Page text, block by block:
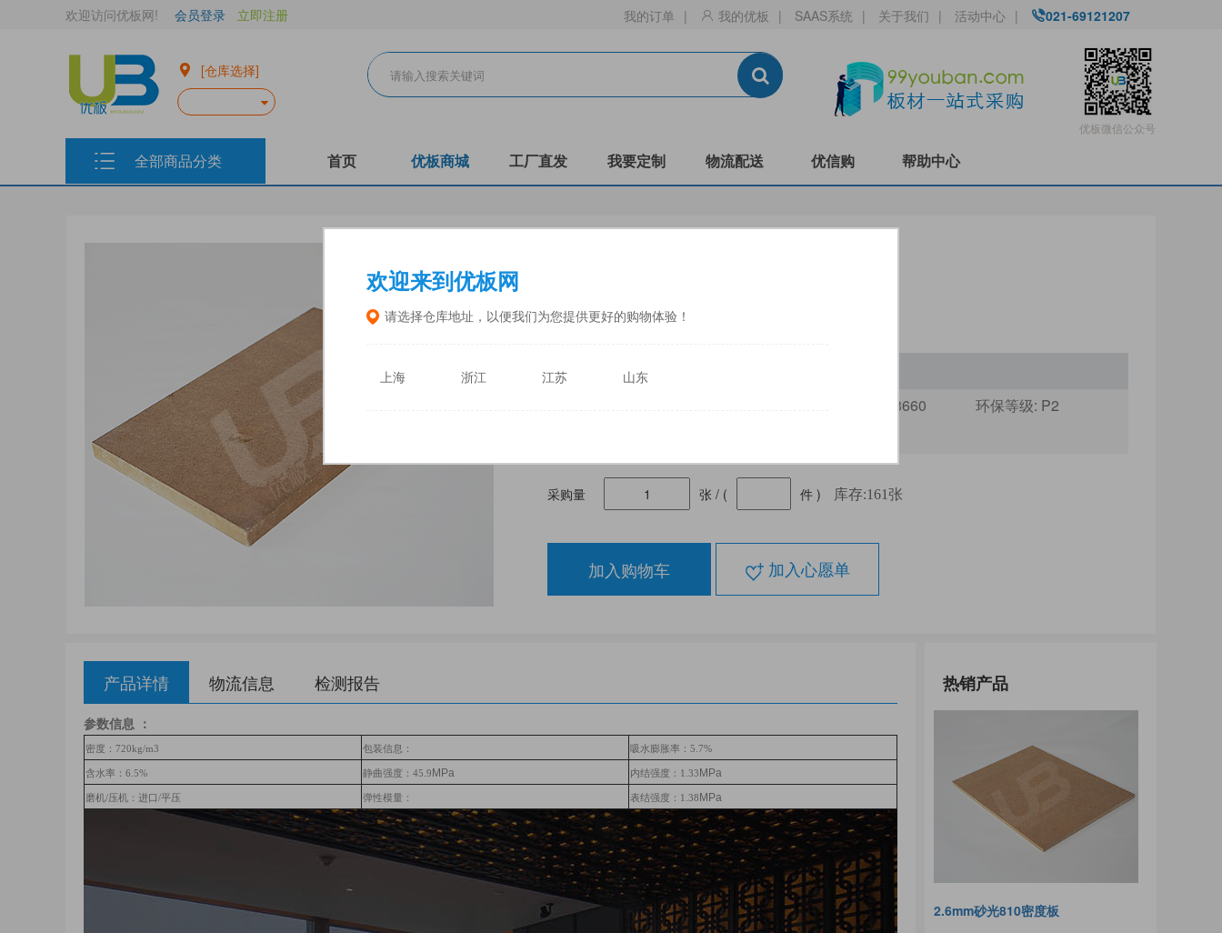
欢迎来到优板网
请选择仓库地址，以便我们为您提供更好的购物体验！
上海 浙江 江苏 山东
欢迎访问优板网! 会员登录 立即注册 我的订单 | 我的优板 | SAAS系统 | 关于我们 | 活动中心 | 021-69121207
[仓库选择]
优板微信公众号
全部商品分类 首页 优板商城 工厂直发 我要定制 物流配送 优信购 帮助中心
会员价：请登录 元/张(自提价)
基材选择
1220x3660 环保等级: P2
采购量 张 / ( 件 ) 库存:161张
加入购物车 加入心愿单
产品详情 物流信息 检测报告
参数信息 ：
密度：720kg/m3 包装信息： 吸水膨胀率：5.7%
含水率：6.5% 静曲强度：45.9 MPa 内结强度：1.33 MPa
磨机/压机：进口/平压 弹性模量： 表结强度：1.38 MPa
热销产品
2.6mm砂光810密度板